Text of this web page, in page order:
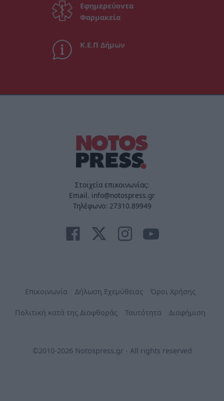
Εφημερεύοντα
Φαρμακεία
Κ.Ε.Π Δήμων
Στοιχεία επικοινωνίας:
Email. info@notospress.gr
Τηλέφωνο: 27310.89949
Επικοινωνία Δήλωση Εχεμύθειας Όροι Χρήσης
Πολιτική κατά της Διαφθοράς Ταυτότητα Διαφήμιση
©2010-2026 Notospress.gr - All rights reserved